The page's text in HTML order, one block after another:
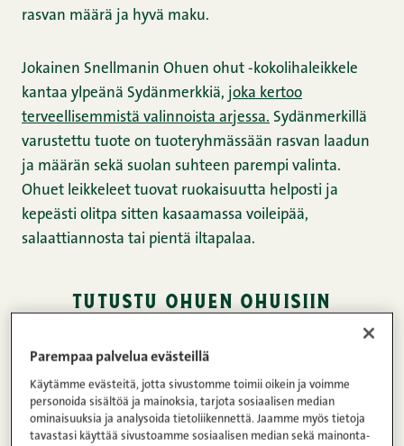
rasvan määrä ja hyvä maku.
Jokainen Snellmanin Ohuen ohut -kokolihaleikkele
kantaa ylpeänä Sydänmerkkiä, joka kertoo
terveellisemmistä valinnoista arjessa. Sydänmerkillä
varustettu tuote on tuoteryhmässään rasvan laadun
ja määrän sekä suolan suhteen parempi valinta.
Ohuet leikkeleet tuovat ruokaisuutta helposti ja
kepeästi olitpa sitten kasaamassa voileipää,
salaattiannosta tai pientä iltapalaa.
tutustu ohuen ohuisiin
Parempaa palvelua evästeillä
Käytämme evästeitä, jotta sivustomme toimii oikein ja voimme
personoida sisältöä ja mainoksia, tarjota sosiaalisen median
ominaisuuksia ja analysoida tietoliikennettä. Jaamme myös tietoja
tavastasi käyttää sivustoamme sosiaalisen median sekä mainonta-